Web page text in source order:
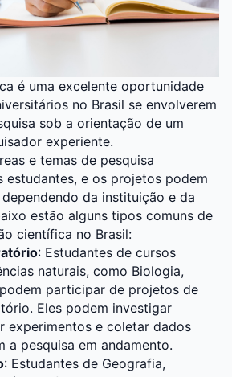
é uma excelente oportunidade
no Brasil se envolverem
sob a orientação de um
experiente.
e temas de pesquisa
estudantes, e os projetos podem
da instituição e da
estão alguns tipos comuns de
científica no Brasil:
: Estudantes de cursos
naturais, como Biologia,
participar de projetos de
Eles podem investigar
experimentos e coletar dados
a pesquisa em andamento.
: Estudantes de Geografia,